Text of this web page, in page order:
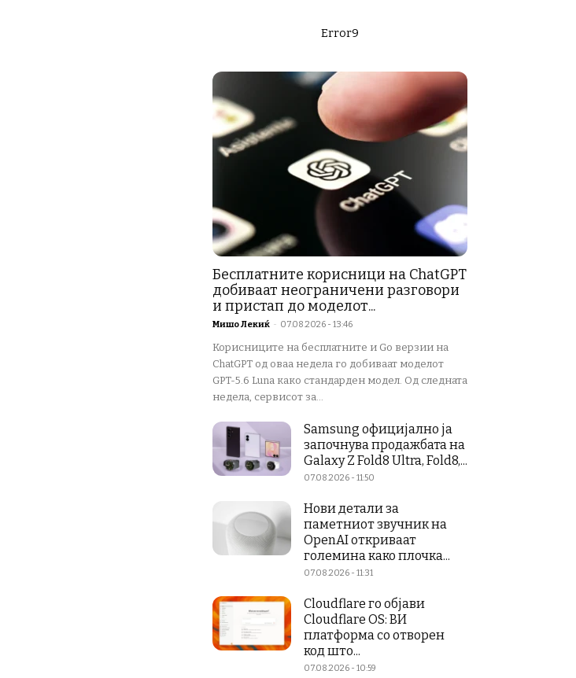
Error9
Бесплатните корисници на ChatGPT
добиваат неограничени разговори
и пристап до моделот...
Мишо Лекиќ - 07.08.2026 - 13:46
Корисниците на бесплатните и Go верзии на
ChatGPT од оваа недела го добиваат моделот
GPT-5.6 Luna како стандарден модел. Од следната
недела, сервисот за...
Samsung официјално ја
започнува продажбата на
Galaxy Z Fold8 Ultra, Fold8,...
07.08.2026 - 11:50
Нови детали за
паметниот звучник на
OpenAI откриваат
големина како плочка...
07.08.2026 - 11:31
Cloudflare го објави
Cloudflare OS: ВИ
платформа со отворен
код што...
07.08.2026 - 10:59